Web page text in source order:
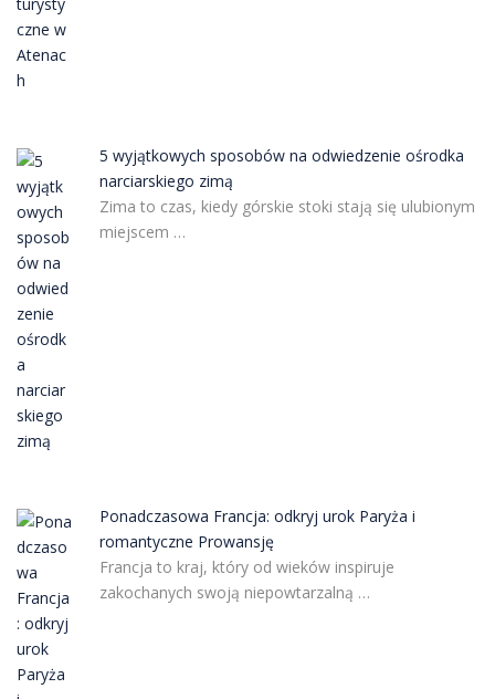
5 wyjątkowych sposobów na odwiedzenie ośrodka
narciarskiego zimą
Zima to czas, kiedy górskie stoki stają się ulubionym
miejscem …
Ponadczasowa Francja: odkryj urok Paryża i
romantyczne Prowansję
Francja to kraj, który od wieków inspiruje
zakochanych swoją niepowtarzalną …